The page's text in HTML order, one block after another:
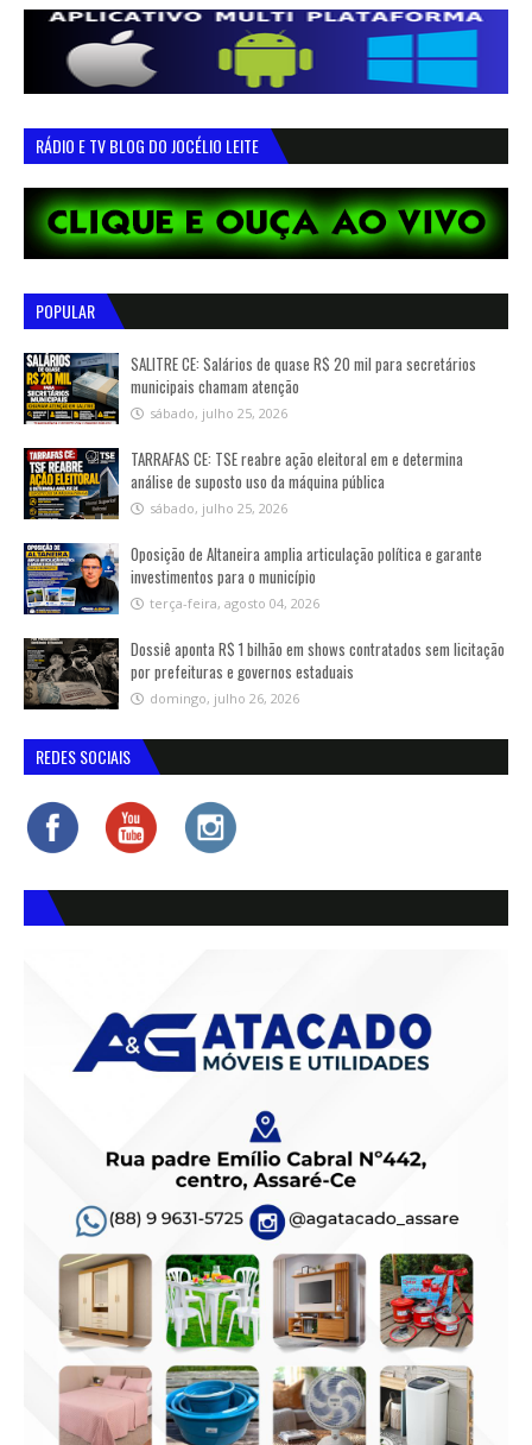
RÁDIO E TV BLOG DO JOCÉLIO LEITE
POPULAR
SALITRE CE: Salários de quase R$ 20 mil para secretários
municipais chamam atenção
sábado, julho 25, 2026
TARRAFAS CE: TSE reabre ação eleitoral em e determina
análise de suposto uso da máquina pública
sábado, julho 25, 2026
Oposição de Altaneira amplia articulação política e garante
investimentos para o município
terça-feira, agosto 04, 2026
Dossiê aponta R$ 1 bilhão em shows contratados sem licitação
por prefeituras e governos estaduais
domingo, julho 26, 2026
REDES SOCIAIS